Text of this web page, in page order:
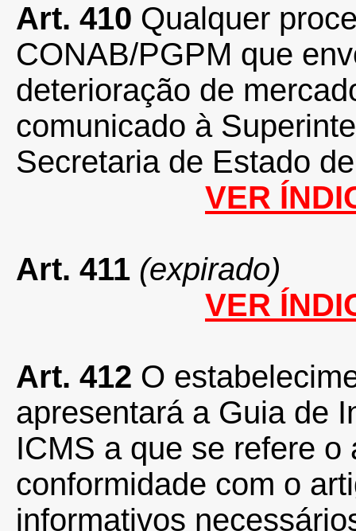
Art. 410 Qualquer
CONAB/PGPM que
deterioração de
comunicado à
Secretaria de Estado
VER
Art. 411 (expirado)
VER
Art. 412 O
apresentará a Guia de
ICMS a que se refere
conformidade com o
informativos